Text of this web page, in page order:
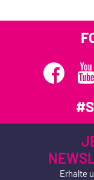
Erhalte